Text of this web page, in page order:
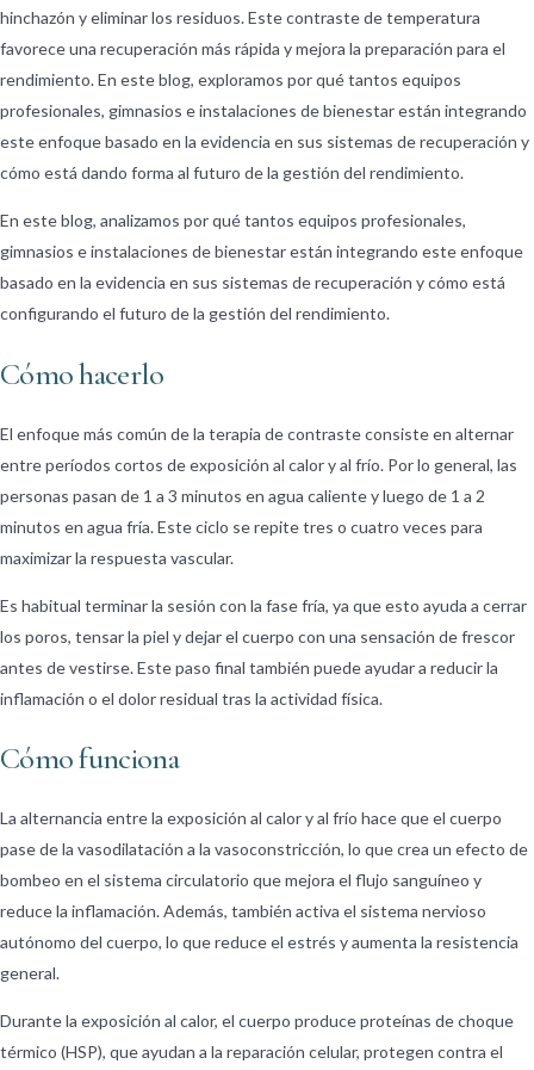
hinchazón y eliminar los residuos. Este contraste de temperatura
favorece una recuperación más rápida y mejora la preparación para el
rendimiento. En este blog, exploramos por qué tantos equipos
profesionales, gimnasios e instalaciones de bienestar están integrando
este enfoque basado en la evidencia en sus sistemas de recuperación y
cómo está dando forma al futuro de la gestión del rendimiento.
En este blog, analizamos por qué tantos equipos profesionales,
gimnasios e instalaciones de bienestar están integrando este enfoque
basado en la evidencia en sus sistemas de recuperación y cómo está
configurando el futuro de la gestión del rendimiento.
Cómo hacerlo
El enfoque más común de la terapia de contraste consiste en alternar
entre períodos cortos de exposición al calor y al frío. Por lo general, las
personas pasan de 1 a 3 minutos en agua caliente y luego de 1 a 2
minutos en agua fría. Este ciclo se repite tres o cuatro veces para
maximizar la respuesta vascular.
Es habitual terminar la sesión con la fase fría, ya que esto ayuda a cerrar
los poros, tensar la piel y dejar el cuerpo con una sensación de frescor
antes de vestirse. Este paso final también puede ayudar a reducir la
inflamación o el dolor residual tras la actividad física.
Cómo funciona
La alternancia entre la exposición al calor y al frío hace que el cuerpo
pase de la vasodilatación a la vasoconstricción, lo que crea un efecto de
bombeo en el sistema circulatorio que mejora el flujo sanguíneo y
reduce la inflamación. Además, también activa el sistema nervioso
autónomo del cuerpo, lo que reduce el estrés y aumenta la resistencia
general.
Durante la exposición al calor, el cuerpo produce proteínas de choque
térmico (HSP), que ayudan a la reparación celular, protegen contra el